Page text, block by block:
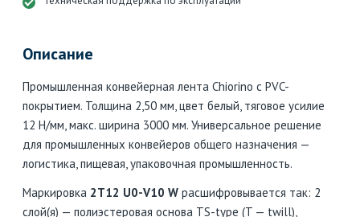
Описание
Промышленная конвейерная лента Chiorino с PVC-
покрытием. Толщина 2,50 мм, цвет белый, тяговое усилие
12 Н/мм, макс. ширина 3000 мм. Универсальное решение
для промышленных конвейеров общего назначения —
логистика, пищевая, упаковочная промышленность.
Маркировка 2T12 U0-V10 W расшифровывается так: 2
слой(я) — полиэстеровая основа TS-type (T — twill),